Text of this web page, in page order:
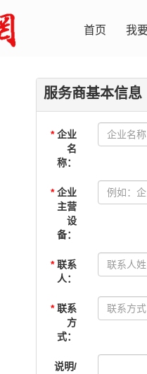
首页 我
服务商基本信息
*企业
名
称：
*企业
主营
设
备：
*联系
人：
*联系
方
式：
说明/